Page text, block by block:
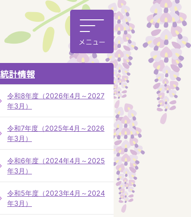
統計情報
令和8年度（2026年4月～2027
年3月）
令和7年度（2025年4月～2026
年3月）
令和6年度（2024年4月～2025
年3月）
令和5年度（2023年4月～2024
年3月）